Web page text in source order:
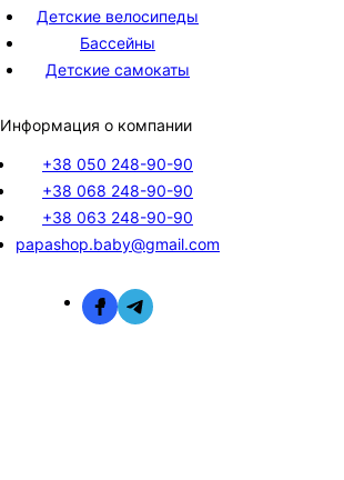
Детские велосипеды
Бассейны
Детские самокаты
Информация о компании
+38 050 248-90-90
+38 068 248-90-90
+38 063 248-90-90
papashop.baby@gmail.com